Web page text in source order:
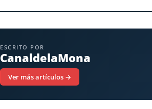
ESCRITO POR
CanaldelaMona
Ver más artículos →